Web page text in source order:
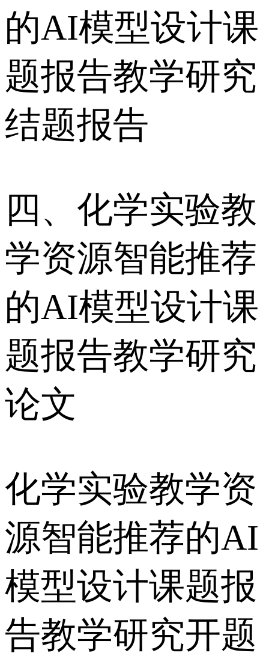
的AI模型设计课
题报告教学研究
结题报告
四、化学实验教
学资源智能推荐
的AI模型设计课
题报告教学研究
论文
化学实验教学资
源智能推荐的AI
模型设计课题报
告教学研究开题